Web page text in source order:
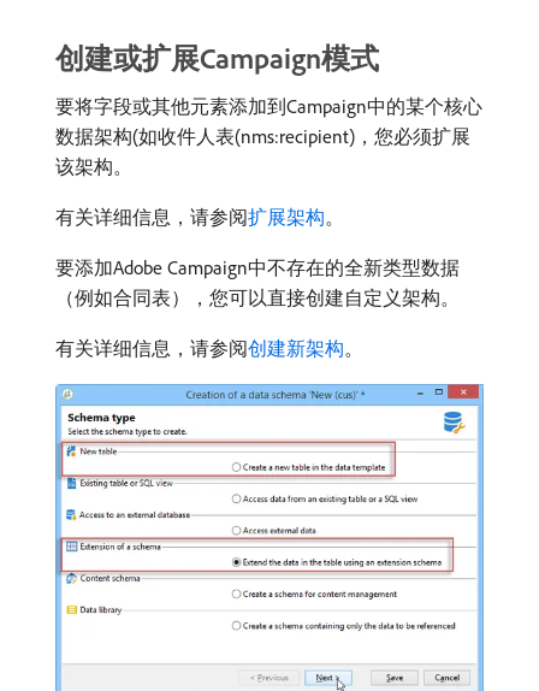
创建或扩展Campaign模式
要将字段或其他元素添加到Campaign中的某个核心
数据架构(如收件人表(nms:recipient)，您必须扩展
该架构。
有关详细信息，请参阅扩展架构。
要添加Adobe Campaign中不存在的全新类型数据
（例如合同表），您可以直接创建自定义架构。
有关详细信息，请参阅创建新架构。